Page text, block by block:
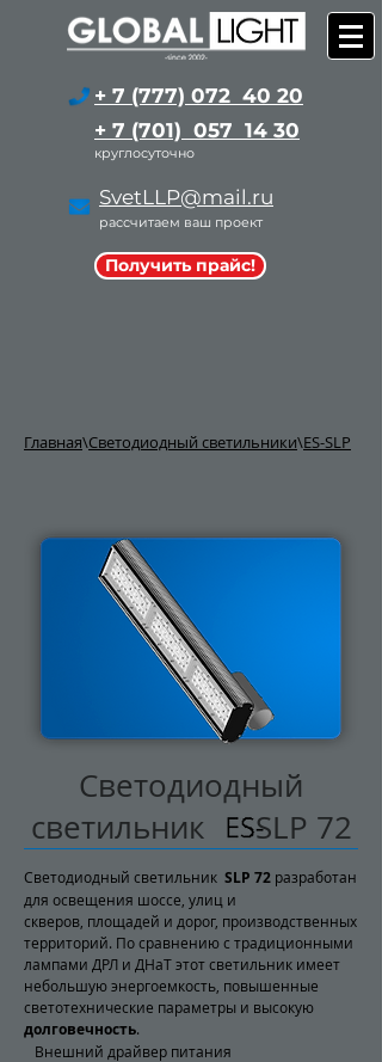
+ 7 (777) 072 40 20
+ 7 (701) 057 14 30
круглосуточно
SvetLLP@mail.ru
рассчитаем ваш проект
Получить прайс!
Главная\Светодиодный светильники\ES-SLP
Светодиодный
светильник SLP 72
Светодиодный светильник SLP 72 разработан
для освещения шоссе, улиц и
скверов, площадей и дорог, производственных
территорий. По сравнению с традиционными
лампами ДРЛ и ДНаТ этот светильник имеет
небольшую энергоемкость, повышенные
светотехнические параметры и высокую
долговечность.
Внешний драйвер питания